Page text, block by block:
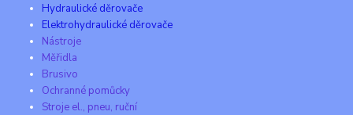
Hydraulické děrovače
Elektrohydraulické děrovače
Nástroje
Měřidla
Brusivo
Ochranné pomůcky
Stroje el., pneu, ruční